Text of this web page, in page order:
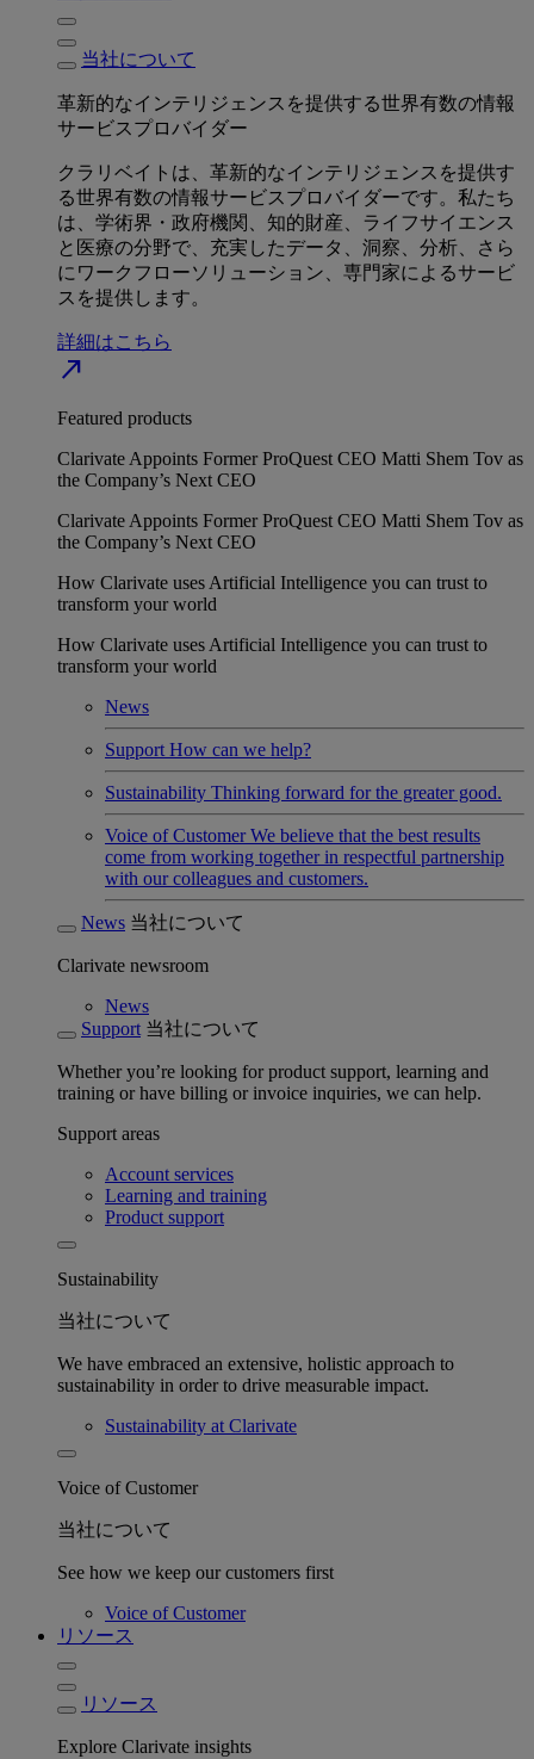
当社について
革新的なインテリジェンスを提供する世界有数の情報
サービスプロバイダー
クラリベイトは、革新的なインテリジェンスを提供す
る世界有数の情報サービスプロバイダーです。私たち
は、学術界・政府機関、知的財産、ライフサイエンス
と医療の分野で、充実したデータ、洞察、分析、さら
にワークフローソリューション、専門家によるサービ
スを提供します。
詳細はこちら
north_east
Featured products
Clarivate Appoints Former ProQuest CEO Matti Shem Tov as
the Company’s Next CEO
Clarivate Appoints Former ProQuest CEO Matti Shem Tov as
the Company’s Next CEO
How Clarivate uses Artificial Intelligence you can trust to
transform your world
How Clarivate uses Artificial Intelligence you can trust to
transform your world
News
Support How can we help?
Sustainability Thinking forward for the greater good.
Voice of Customer We believe that the best results
come from working together in respectful partnership
with our colleagues and customers.
News 当社について
Clarivate newsroom
News
Support 当社について
Whether you’re looking for product support, learning and
training or have billing or invoice inquiries, we can help.
Support areas
Account services
Learning and training
Product support
Sustainability
当社について
We have embraced an extensive, holistic approach to
sustainability in order to drive measurable impact.
Sustainability at Clarivate
Voice of Customer
当社について
See how we keep our customers first
Voice of Customer
リソース
リソース
Explore Clarivate insights